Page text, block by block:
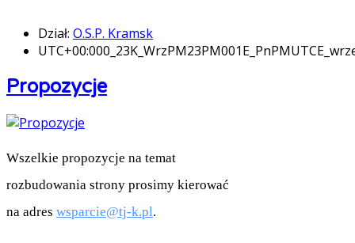
Dział: O.S.P. Kramsk
Propozycje
Wszelkie propozycje na temat
rozbudowania strony prosimy kierować
na adres wsparcie@tj-k.pl.